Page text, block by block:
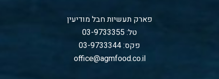
פארק תעשיות חבל מודיעין
טל: 03-9733355
פקס: 03-9733344
office@agmfood.co.il